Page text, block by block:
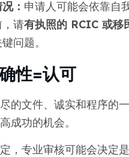
： 申请人可能会依靠自
请有执照的 RCIC 或移
问题。
性=认可
的文件、诚实和程序的
成功的机会。
，专业审核可能会决定是